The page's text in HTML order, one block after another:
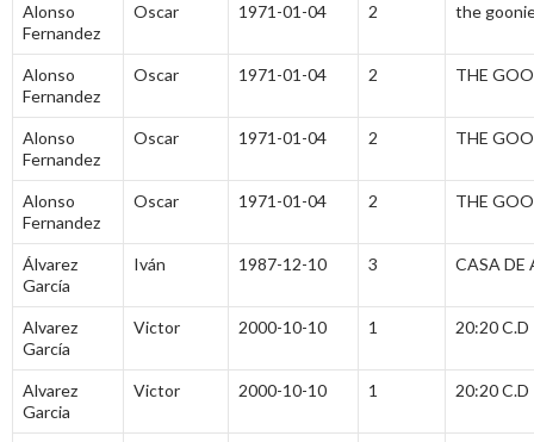
Alonso
Fernandez
Oscar 1971-01-04 2 the
Alonso
Fernandez
Oscar 1971-01-04 2 THE
Alonso
Fernandez
Oscar 1971-01-04 2 THE
Alonso
Fernandez
Oscar 1971-01-04 2 THE
Álvarez
García
Iván 1987-12-10 3 CASA DE
Alvarez
García
Victor 2000-10-10 1 20:20 C.D
Alvarez
Garcia
Victor 2000-10-10 1 20:20 C.D